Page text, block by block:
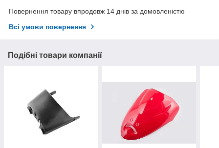
Повернення товару впродовж 14 днів за домовленістю
Всі умови повернення
Подібні товари компанії